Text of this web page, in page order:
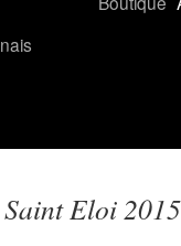
Saint Eloi 2015